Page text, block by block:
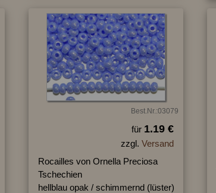
Best.Nr.:03079
für 1.19 €
zzgl. Versand
Rocailles von Ornella Preciosa
Tschechien
hellblau opak / schimmernd (lüster)